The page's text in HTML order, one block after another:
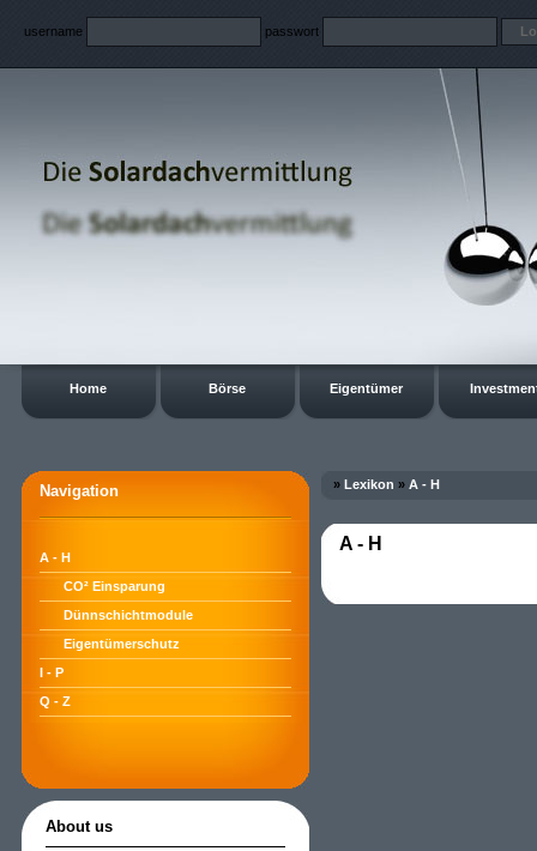
username passwort
Home Börse Eigentümer
Navigation
A - H
CO² Einsparung
Dünnschichtmodule
Eigentümerschutz
I - P
Q - Z
About us
» Lexikon » A - H
A - H